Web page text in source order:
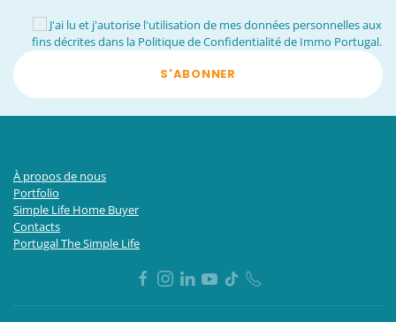
J'ai lu et j'autorise l'utilisation de mes données personnelles aux
fins décrites dans la Politique de Confidentialité de Immo Portugal.
S'ABONNER
À propos de nous
Portfolio
Simple Life Home Buyer
Contacts
Portugal The Simple Life